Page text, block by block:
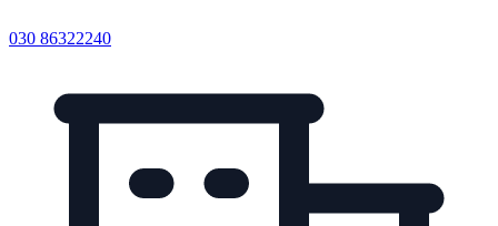
030 86322240